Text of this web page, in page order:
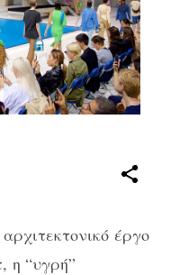
αρχιτεκτονικό έργο
η “υγρή”